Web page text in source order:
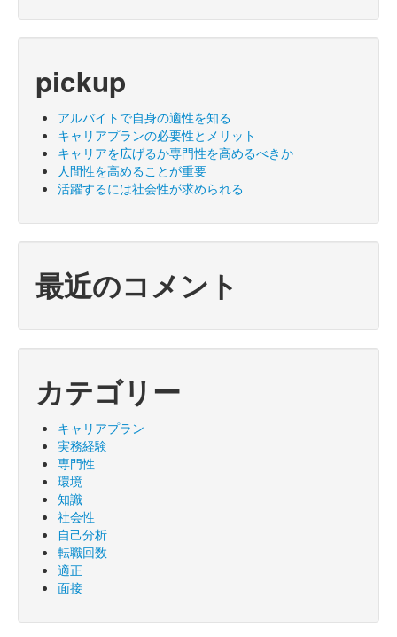
pickup
アルバイトで自身の適性を知る
キャリアプランの必要性とメリット
キャリアを広げるか専門性を高めるべきか
人間性を高めることが重要
活躍するには社会性が求められる
最近のコメント
カテゴリー
キャリアプラン
実務経験
専門性
環境
知識
社会性
自己分析
転職回数
適正
面接